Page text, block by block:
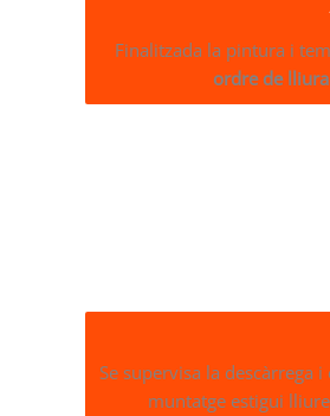
Finalitzada la pintura i
ordre de
Se supervisa la descàrrega
muntatge estigui